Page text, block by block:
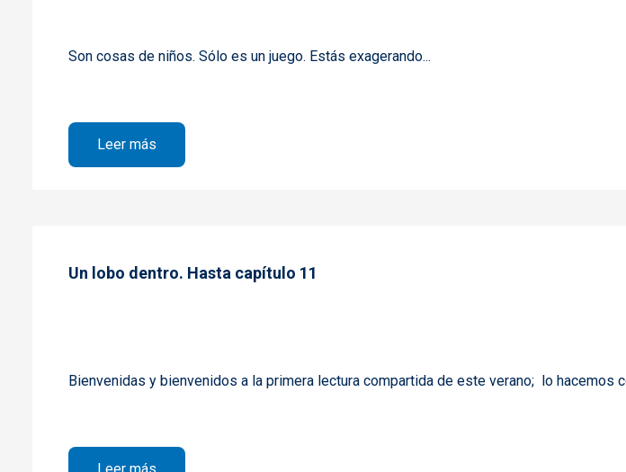
Son cosas de niños. Sólo es un juego. Estás exagerando...
Leer más
Un lobo dentro. Hasta capítulo 11
Bienvenidas y bienvenidos a la primera lectura compartida de este verano; lo hacemos